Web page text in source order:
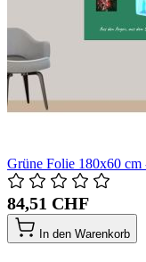
Grüne Folie 180x60 cm
84,51 CHF
In den Warenkorb